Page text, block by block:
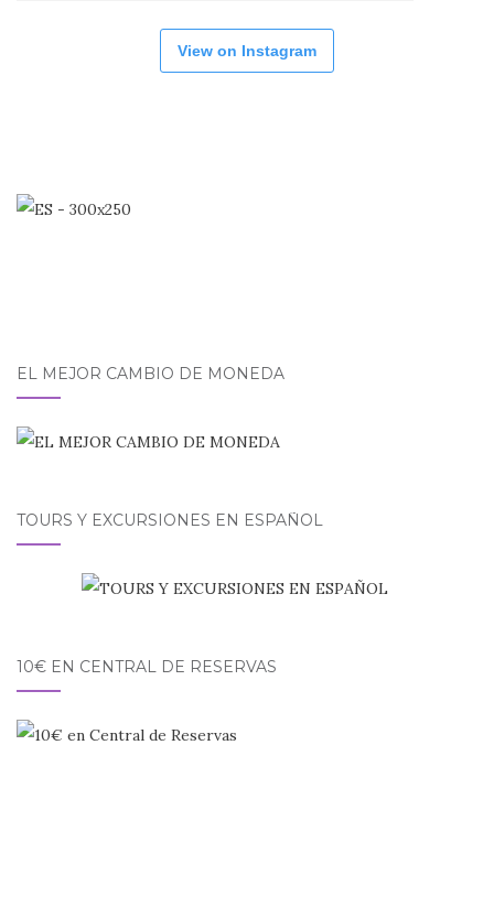
View on Instagram
EL MEJOR CAMBIO DE MONEDA
TOURS Y EXCURSIONES EN ESPAÑOL
10€ EN CENTRAL DE RESERVAS